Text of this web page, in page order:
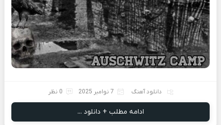
دانلود آهنگ 7 نوامبر 2025 0 نظر
ادامه مطلب + دانلود ...